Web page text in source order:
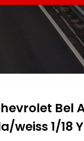
Bel
weiss 1/18